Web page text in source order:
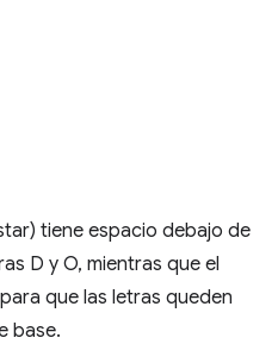
tiene espacio debajo de
D y O, mientras que el
que las letras queden
base.